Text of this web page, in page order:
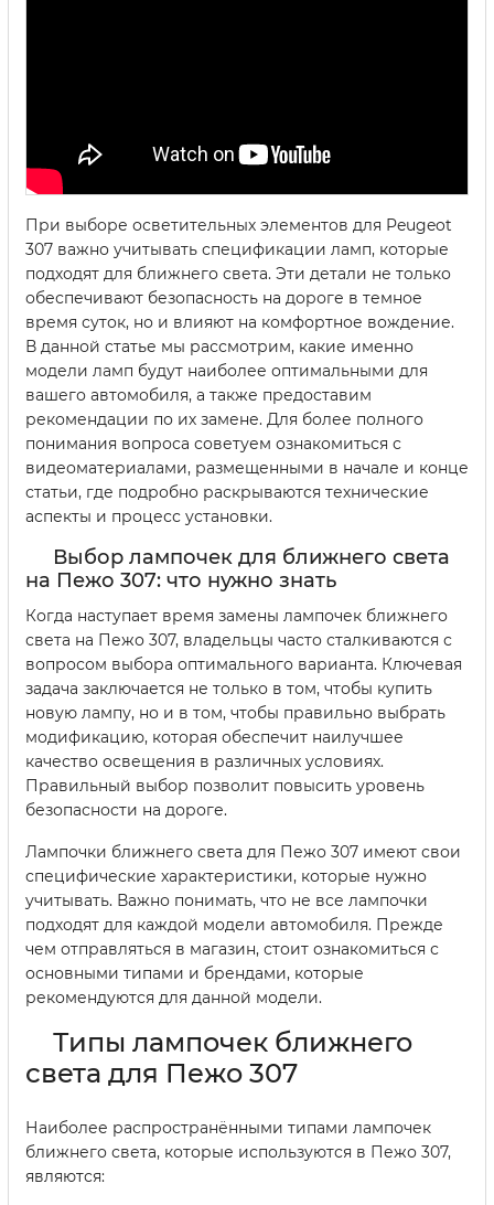
При выборе осветительных элементов для Peugeot
307 важно учитывать спецификации ламп, которые
подходят для ближнего света. Эти детали не только
обеспечивают безопасность на дороге в темное
время суток, но и влияют на комфортное вождение.
В данной статье мы рассмотрим, какие именно
модели ламп будут наиболее оптимальными для
вашего автомобиля, а также предоставим
рекомендации по их замене. Для более полного
понимания вопроса советуем ознакомиться с
видеоматериалами, размещенными в начале и конце
статьи, где подробно раскрываются технические
аспекты и процесс установки.
Выбор лампочек для ближнего света
на Пежо 307: что нужно знать
Когда наступает время замены лампочек ближнего
света на Пежо 307, владельцы часто сталкиваются с
вопросом выбора оптимального варианта. Ключевая
задача заключается не только в том, чтобы купить
новую лампу, но и в том, чтобы правильно выбрать
модификацию, которая обеспечит наилучшее
качество освещения в различных условиях.
Правильный выбор позволит повысить уровень
безопасности на дороге.
Лампочки ближнего света для Пежо 307 имеют свои
специфические характеристики, которые нужно
учитывать. Важно понимать, что не все лампочки
подходят для каждой модели автомобиля. Прежде
чем отправляться в магазин, стоит ознакомиться с
основными типами и брендами, которые
рекомендуются для данной модели.
Типы лампочек ближнего
света для Пежо 307
Наиболее распространёнными типами лампочек
ближнего света, которые используются в Пежо 307,
являются: